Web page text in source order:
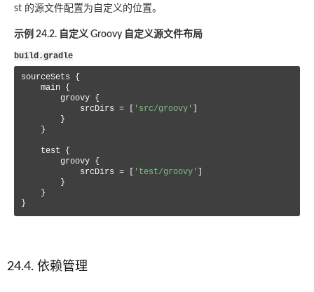
st 的源文件配置为自定义的位置。
示例 24.2. 自定义 Groovy 自定义源文件布局
build.gradle
sourceSets {
    main {
        groovy {
            srcDirs = [
'src/groovy'
        }
    }
    test {
        groovy {
            srcDirs = [
'test/groovy'
        }
    }
}
24.4. 依赖管理